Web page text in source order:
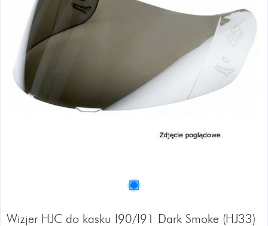
Wizjer HJC do kasku I90/I91 Dark Smoke (HJ33)